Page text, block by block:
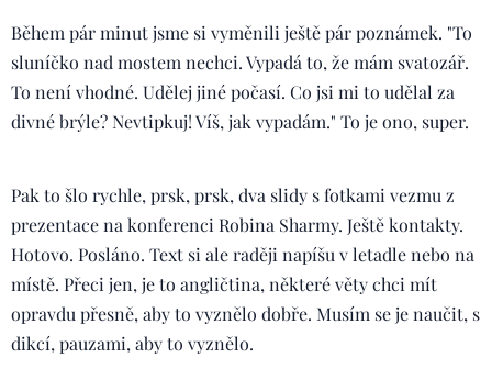
Během pár minut jsme si vyměnili ještě pár poznámek. "To
sluníčko nad mostem nechci. Vypadá to, že mám svatozář.
To není vhodné. Udělej jiné počasí. Co jsi mi to udělal za
divné brýle? Nevtipkuj! Víš, jak vypadám." To je ono, super.
Pak to šlo rychle, prsk, prsk, dva slidy s fotkami vezmu z
prezentace na konferenci Robina Sharmy. Ještě kontakty.
Hotovo. Posláno. Text si ale raději napíšu v letadle nebo na
místě. Přeci jen, je to angličtina, některé věty chci mít
opravdu přesně, aby to vyznělo dobře. Musím se je naučit, s
dikcí, pauzami, aby to vyznělo.